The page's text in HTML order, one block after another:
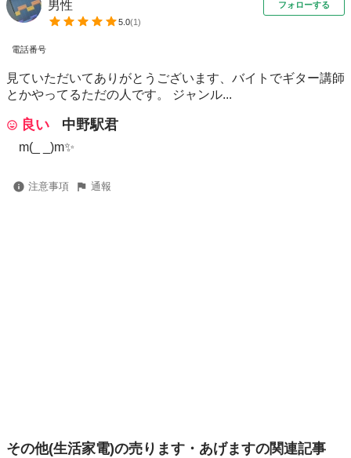
男性
5.0(1)
フォローする
電話番号
見ていただいてありがとうございます、バイトでギター講師
とかやってるただの人です。 ジャンル...
良い 中野駅君
m(_ _)m✨️
注意事項 通報
その他(生活家電)の売ります・あげますの関連記事